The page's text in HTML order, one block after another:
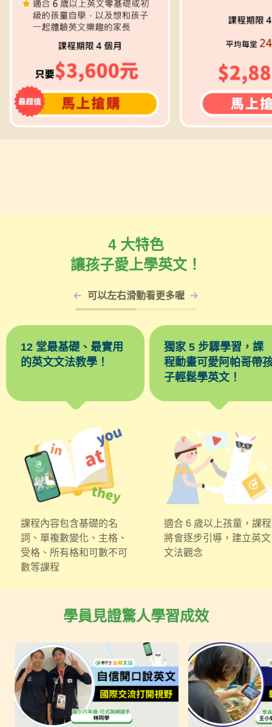
4 大特色
讓孩子愛上學英文！
可以左右滑動看更多喔
12 堂最基礎、最實用
的英文文法教學！
課程內容包含基礎的名
詞、單複數變化、主格、
受格、所有格和可數不可
數等課程
獨家 5 步驟學習，課
程動畫可愛阿帕哥帶
子輕鬆學英文！
適合 6 歲以上孩童，課程
將會逐步引導，建立英文
文法觀念
學員見證驚人學習成效